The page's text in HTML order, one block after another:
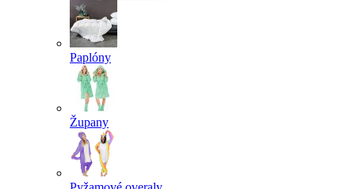
Paplóny
Župany